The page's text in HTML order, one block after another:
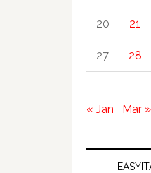
20 21
27 28
« Jan Mar »